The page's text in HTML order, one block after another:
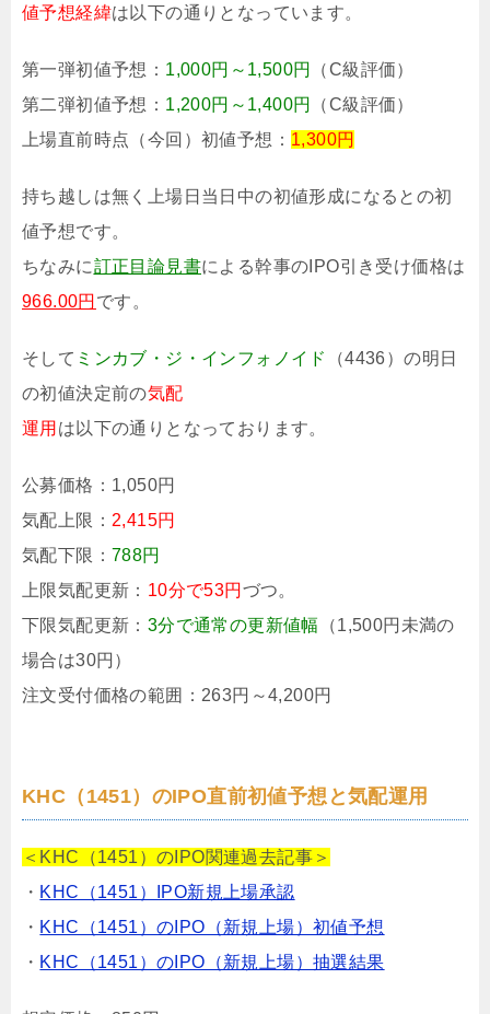
値予想経緯は以下の通りとなっています。
第一弾初値予想： 1,000円～1,500円
（C級評価）
第二弾初値予想： 1,200円～1,400円
（C級評価）
上場直前時点（今回）初値予想： 1,300円
持ち越しは無く上場日当日中の初値形成になるとの初
値予想です。
ちなみに訂正目論見書による幹事のIPO引き受け価格は
966.00円 です。
そして ミンカブ・ジ・インフォノイド
（4436）の明日
の初値決定前の気配
運用 は以下の通りとなっております。
公募価格： 1,050円
気配上限： 2,415円
気配下限： 788円
上限気配更新： 10分で53円 づつ。
下限気配更新： 3分で通常の更新値幅
（1,500円未満の
場合は30円）
注文受付価格の範囲：263円～4,200円
KHC（1451）のIPO直前初値予想と気配運用
＜KHC（1451）のIPO関連過去記事＞
・ KHC（1451）IPO新規上場承認
・ KHC（1451）のIPO（新規上場）初値予想
・ KHC（1451）のIPO（新規上場）抽選結果